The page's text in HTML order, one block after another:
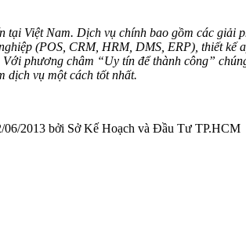
Việt Nam. Dịch vụ chính bao gồm các giải
(POS, CRM, HRM, DMS, ERP), thiết kế
phương châm “Uy tín để thành công”
dịch vụ một cách tốt nhất.
2013 bởi Sở Kế Hoạch và Đầu Tư TP.HCM